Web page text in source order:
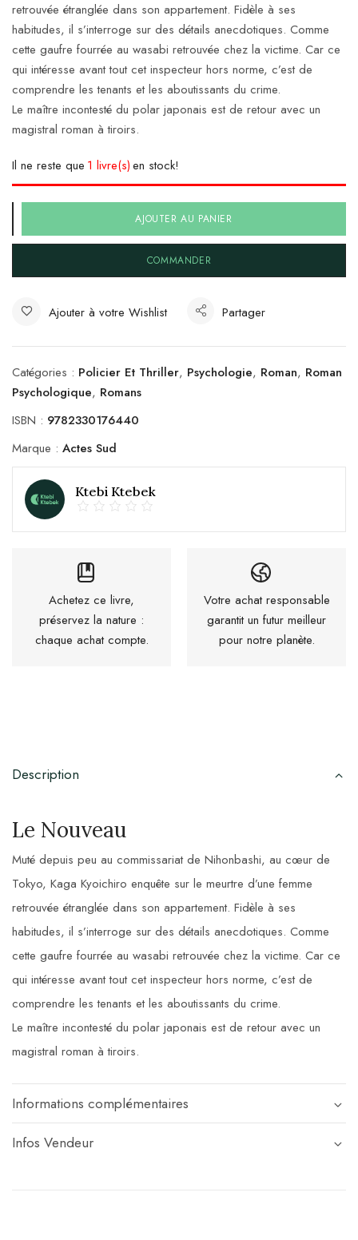
retrouvée étranglée dans son appartement. Fidèle à ses
habitudes, il s’interroge sur des détails anecdotiques. Comme
cette gaufre fourrée au wasabi retrouvée chez la victime. Car ce
qui intéresse avant tout cet inspecteur hors norme, c’est de
comprendre les tenants et les aboutissants du crime.
Le maître incontesté du polar japonais est de retour avec un
magistral roman à tiroirs.
Il ne reste que 1 livre(s)en stock!
AJOUTER AU PANIER
COMMANDER
Ajouter à votre Wishlist Partager
Catégories : Policier Et Thriller, Psychologie, Roman, Roman
Psychologique, Romans
ISBN : 9782330176440
Marque : Actes Sud
Ktebi Ktebek
Achetez ce livre,
préservez la nature :
chaque achat compte.
Votre achat responsable
garantit un futur meilleur
pour notre planète.
Description
Le Nouveau
Muté depuis peu au commissariat de Nihonbashi, au cœur de
Tokyo, Kaga Kyoichiro enquête sur le meurtre d’une femme
retrouvée étranglée dans son appartement. Fidèle à ses
habitudes, il s’interroge sur des détails anecdotiques. Comme
cette gaufre fourrée au wasabi retrouvée chez la victime. Car ce
qui intéresse avant tout cet inspecteur hors norme, c’est de
comprendre les tenants et les aboutissants du crime.
Le maître incontesté du polar japonais est de retour avec un
magistral roman à tiroirs.
Informations complémentaires
Infos Vendeur